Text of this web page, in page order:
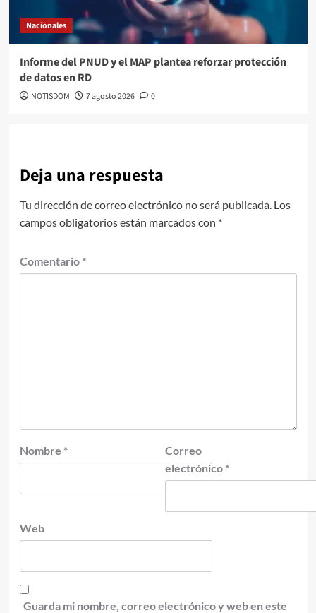
Nacionales
Informe del PNUD y el MAP plantea reforzar protección
de datos en RD
NOTISDOM 7 agosto 2026 0
Deja una respuesta
Tu dirección de correo electrónico no será publicada. Los
campos obligatorios están marcados con *
Comentario *
Nombre *
Correo
electrónico *
Web
Guarda mi nombre, correo electrónico y web en este